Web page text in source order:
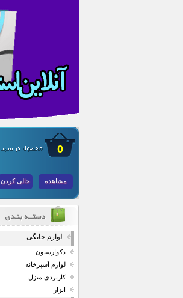
0
مشاهده خالی کردن
لوازم خانگی
دکوارسیون
لوازم آشپزخانه
کاربردی منزل
ابزار